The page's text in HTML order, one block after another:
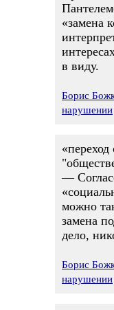
«замена
в виду.
Борис
нарушении
—
можно
замена
дело,
Борис
нарушении